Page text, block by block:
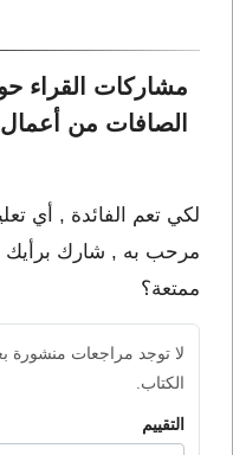
مشاركات القراء
الصافات من
لكي تعم الفائدة , أي
مرحب به , شارك برأيك
ممتعة؟
لا توجد مراجعات منشورة
الكتاب.
التقييم